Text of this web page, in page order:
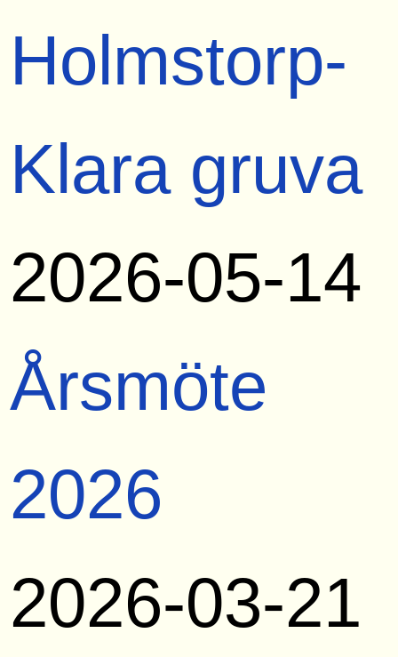
Holmstorp-
Klara gruva
2026-05-14
Årsmöte
2026
2026-03-21